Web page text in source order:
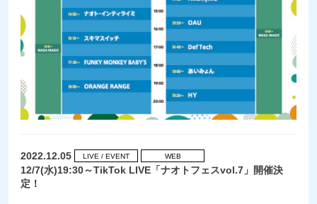
2022.12.05 LIVE / EVENT WEB
12/7(水)19:30～TikTok LIVE「ナオトフェスvol.7」開催決
定！